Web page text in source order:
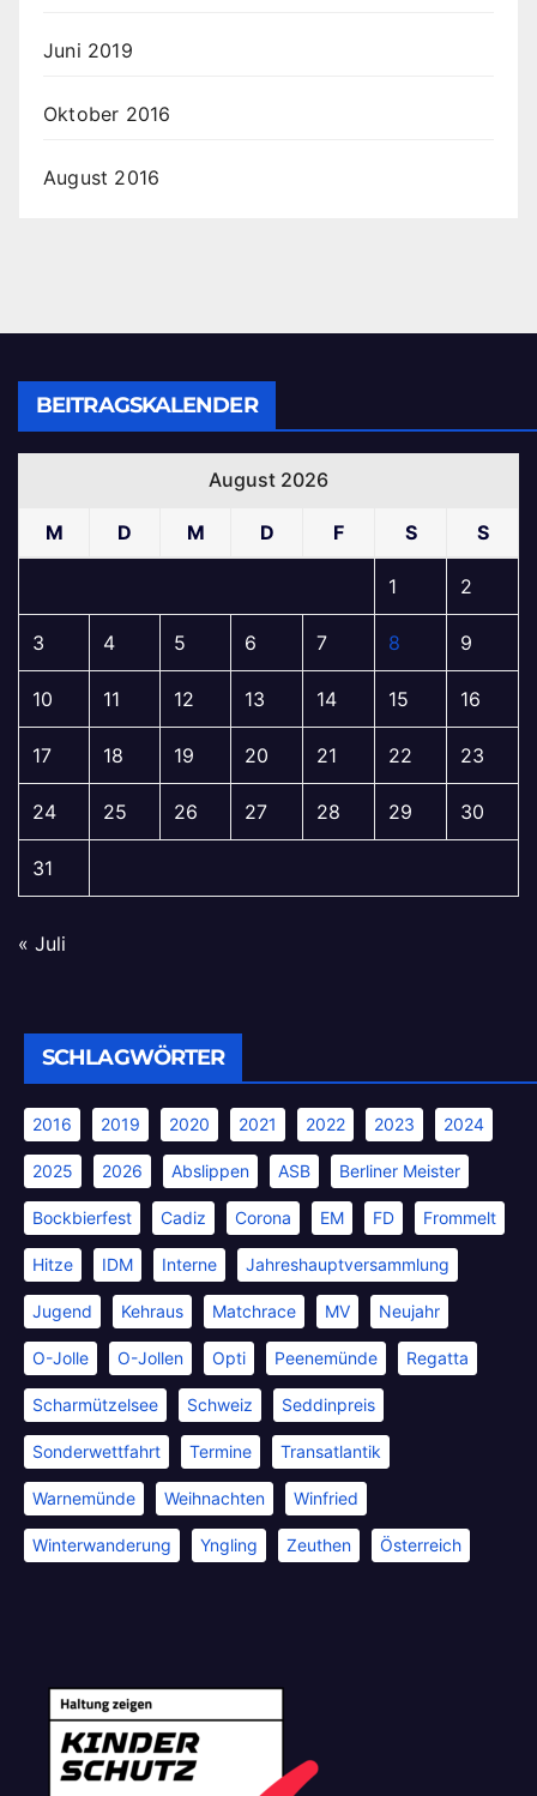
Juni 2019
Oktober 2016
August 2016
BEITRAGSKALENDER
August 2026
M D M D F S S
1 2
3 4 5 6 7 8 9
10 11 12 13 14 15 16
17 18 19 20 21 22 23
24 25 26 27 28 29 30
31
« Juli
SCHLAGWÖRTER
2016 2019 2020 2021 2022 2023 2024
2025 2026 Abslippen ASB Berliner Meister
Bockbierfest Cadiz Corona EM FD Frommelt
Hitze IDM Interne Jahreshauptversammlung
Jugend Kehraus Matchrace MV Neujahr
O-Jolle O-Jollen Opti Peenemünde Regatta
Scharmützelsee Schweiz Seddinpreis
Sonderwettfahrt Termine Transatlantik
Warnemünde Weihnachten Winfried
Winterwanderung Yngling Zeuthen Österreich